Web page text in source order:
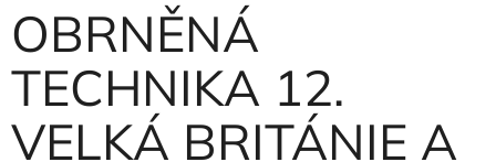
OBRNĚNÁ
TECHNIKA 12.
VELKÁ BRITÁNIE A